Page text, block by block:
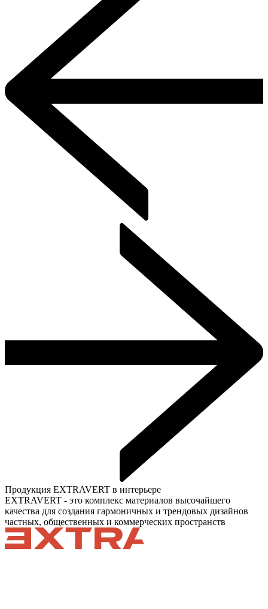
Продукция EXTRAVERT в интерьере
EXTRAVERT - это комплекс материалов высочайшего
качества для создания гармоничных и трендовых дизайнов
частных, общественных и коммерческих пространств